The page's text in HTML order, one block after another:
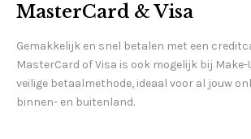
MasterCard & Visa
Gemakkelijk en snel betalen met een
MasterCard of Visa is ook mogelijk bij Make-
veilige betaalmethode, ideaal voor al jouw
binnen- en buitenland.